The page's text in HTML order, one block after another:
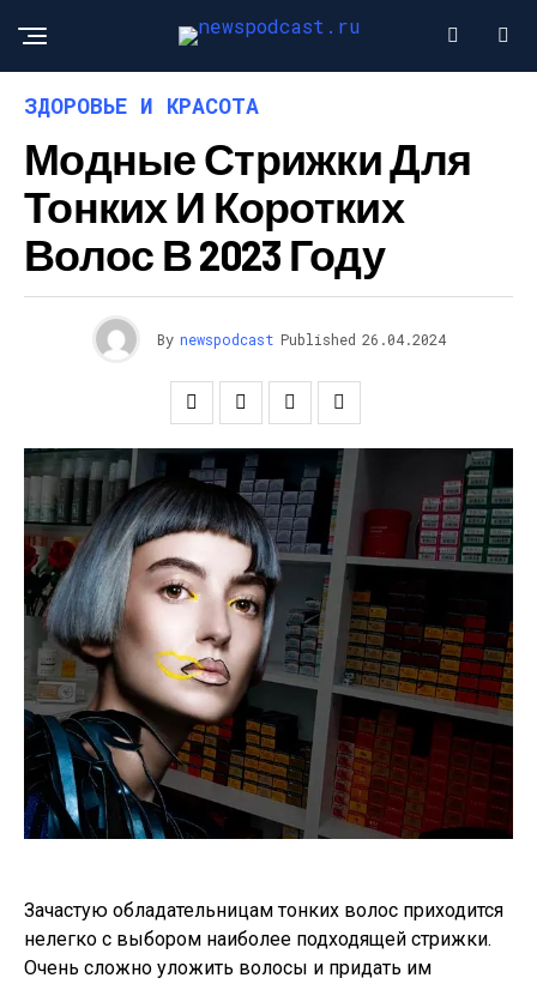
ЗДОРОВЬЕ И КРАСОТА
Модные Стрижки Для
Тонких И Коротких
Волос В 2023 Году
By newspodcast Published 26.04.2024
Зачастую обладательницам тонких волос приходится
нелегко с выбором наиболее подходящей стрижки.
Очень сложно уложить волосы и придать им